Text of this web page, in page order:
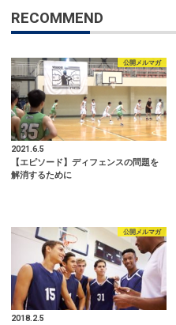
RECOMMEND
公開メルマガ
2021.6.5
【エピソード】ディフェンスの問題を
解消するために
公開メルマガ
2018.2.5